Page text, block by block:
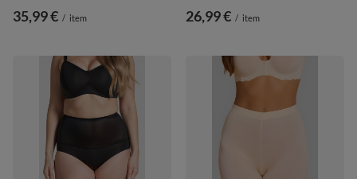
35,99 € / item 26,99 € / item